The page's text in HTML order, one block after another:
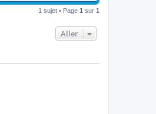
1 sujet • Page 1 sur 1
Aller